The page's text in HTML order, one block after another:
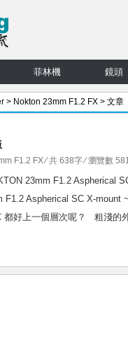
菲林機 鏡頭
> Nokton 23mm F1.2 FX > 文章
F1.2 FX⁄ 共 638字 ⁄ 瀏覽數
23mm F1.2 Aspherical
F1.2 Aspherical SC X-mount
都好上一個層次呢？ 粗淺的